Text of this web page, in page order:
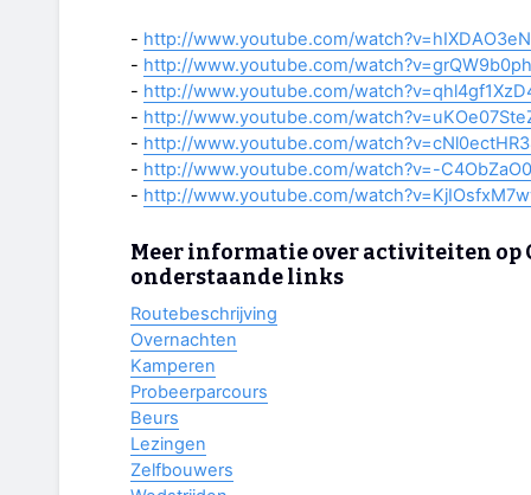
- http://www.youtube.com/
- http://www.youtube.com/
- http://www.youtube.com/
- http://www.youtube.com/
- http://www.youtube.com/
- http://www.youtube.com/watch?v=-
- http://www.youtube.com/
Meer informatie over activiteiten op
onderstaande links
Routebeschrijving
Overnachten
Kamperen
Probeerparcours
Beurs
Lezingen
Zelfbouwers